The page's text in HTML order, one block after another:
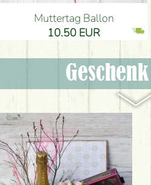
Muttertag Ballon
10.50 EUR